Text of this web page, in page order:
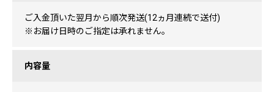
ご入金頂いた翌月から順次発送(12ヵ月連続で送付)
※お届け日時のご指定は承れません。
内容量